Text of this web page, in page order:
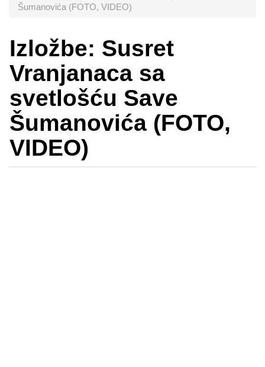
Šumanovića (FOTO, VIDEO)
Izložbe: Susret
Vranjanaca sa
svetlošću Save
Šumanovića (FOTO,
VIDEO)